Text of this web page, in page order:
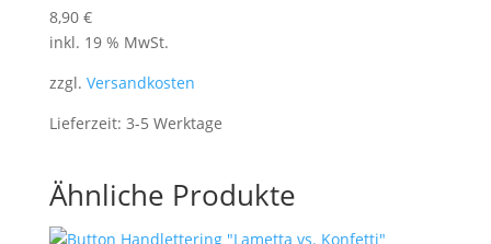
8,90 €
inkl. 19 % MwSt.
zzgl. Versandkosten
Lieferzeit: 3-5 Werktage
Ähnliche Produkte